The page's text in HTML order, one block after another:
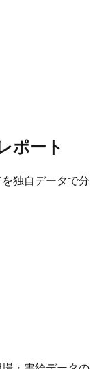
ポート
独自データで分